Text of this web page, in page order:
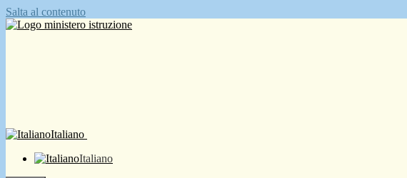
Salta al contenuto
Italiano
Italiano